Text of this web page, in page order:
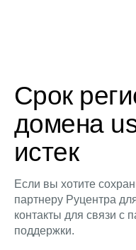
Срок
домена
истек
Если вы хотите
партнеру Руцентра
контакты для связи с
поддержки.